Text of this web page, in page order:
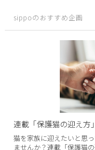
sippoのおすすめ企画
連載「保護猫の迎え方」
猫を家族に迎えたいと思
ませんか？連載「保護猫